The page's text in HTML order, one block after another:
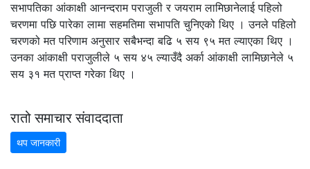
सभापतिका आंकाक्षी आनन्दराम पराजुली र जयराम लामिछानेलाई पहिलो
चरणमा पछि पारेका लामा सहमतिमा सभापति चुनिएको थिए । उनले पहिलो
चरणको मत परिणाम अनुसार सबैभन्दा बढि ५ सय ९५ मत ल्याएका थिए ।
उनका आंकाक्षी पराजुलीले ५ सय ४५ ल्याउँदै अर्का आंकाक्षी लामिछानेले ५
सय ३१ मत प्राप्त गरेका थिए ।
रातो समाचार संवाददाता
थप जानकारी